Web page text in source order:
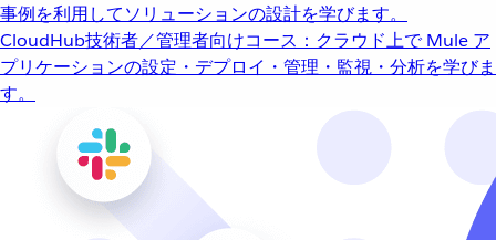
事例を利用してソリューションの設計を学びます。
CloudHub技術者／管理者向けコース：クラウド上で Mule ア
プリケーションの設定・デプロイ・管理・監視・分析を学びま
す。